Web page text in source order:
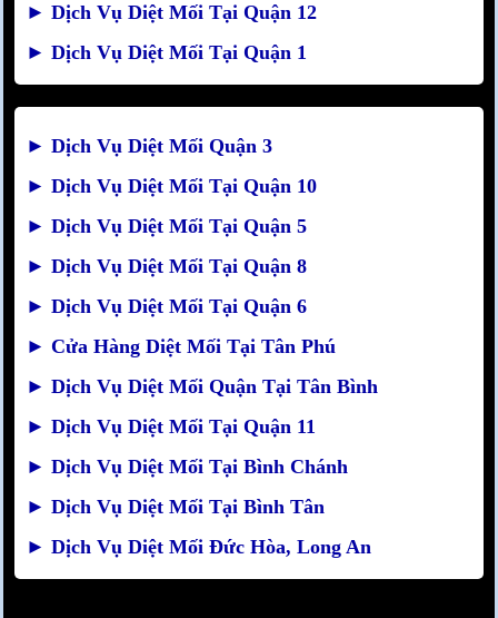
► Dịch Vụ Diệt Mối Tại Quận 12
► Dịch Vụ Diệt Mối Tại Quận 1
► Dịch Vụ Diệt Mối Quận 3
► Dịch Vụ Diệt Mối Tại Quận 10
► Dịch Vụ Diệt Mối Tại Quận 5
► Dịch Vụ Diệt Mối Tại Quận 8
► Dịch Vụ Diệt Mối Tại Quận 6
► Cửa Hàng Diệt Mối Tại Tân Phú
► Dịch Vụ Diệt Mối Quận Tại Tân Bình
► Dịch Vụ Diệt Mối Tại Quận 11
► Dịch Vụ Diệt Mối Tại Bình Chánh
► Dịch Vụ Diệt Mối Tại Bình Tân
► Dịch Vụ Diệt Mối Đức Hòa, Long An